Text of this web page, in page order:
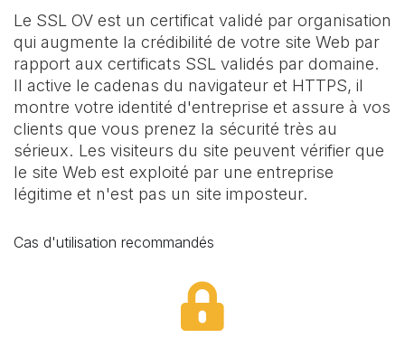
Le SSL OV est un certificat validé par organisation
qui augmente la crédibilité de votre site Web par
rapport aux certificats SSL validés par domaine.
Il active le cadenas du navigateur et HTTPS, il
montre votre identité d'entreprise et assure à vos
clients que vous prenez la sécurité très au
sérieux. Les visiteurs du site peuvent vérifier que
le site Web est exploité par une entreprise
légitime et n'est pas un site imposteur.
Cas d'utilisation recommandés